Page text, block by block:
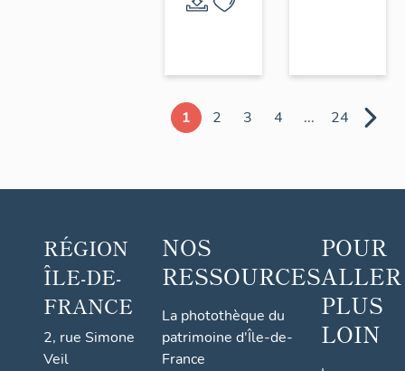
1 2 3 4 ... 24
RÉGION
ÎLE-DE-
FRANCE
2, rue Simone
Veil
NOS
RESSOURCES
La photothèque du
patrimoine d'Île-de-
France
POUR
ALLER
PLUS
LOIN